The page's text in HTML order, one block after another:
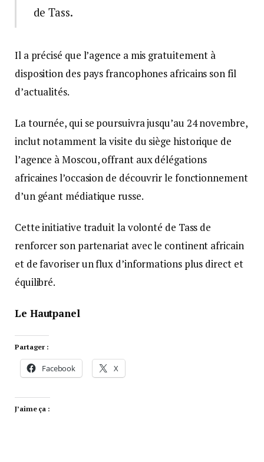
de Tass.
Il a précisé que l’agence a mis gratuitement à
disposition des pays francophones africains son fil
d’actualités.
La tournée, qui se poursuivra jusqu’au 24 novembre,
inclut notamment la visite du siège historique de
l’agence à Moscou, offrant aux délégations
africaines l’occasion de découvrir le fonctionnement
d’un géant médiatique russe.
Cette initiative traduit la volonté de Tass de
renforcer son partenariat avec le continent africain
et de favoriser un flux d’informations plus direct et
équilibré.
Le Hautpanel
Partager :
Facebook X
J’aime ça :